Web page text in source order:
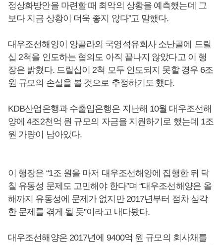
정상화방안을 마련할 때 최악의 상황을 예측했는데 그
보다 지금 상황이 더욱 좋지 않다”고 말했다.
대우조선해양이 앙골라의 국영석유회사 소난골에 드릴
십 2척을 인도하는 협의도 아직 끝나지 않았다고 이 행
장은 밝혔다. 드릴십이 2척 모두 인도되지 못할 경우 6조
원 규모의 손실을 볼 것으로 추정하기도 했다.
KDB산업은행과 수출입은행은 지난해 10월 대우조선해
양에 4조2천억 원 규모의 자금을 지원하기로 했는데 1조
원 가량이 남아있다.
이 행장은 “1조 원을 마저 대우조선해양에 집행한 뒤 닥
칠 유동성 문제도 고민해야 한다”며 “대우조선해양은 올
해까지 유동성에 문제가 없지만 2017년부터 점차 심각
한 문제를 겪게 될 듯”이라고 내다봤다.
대우조선해양은 2017년에 9400억 원 규모의 회사채를